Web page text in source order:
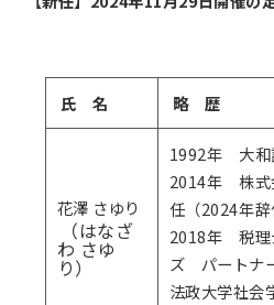
氏 名 略 歴
花澤 さゆり
（はなざ
わ さゆ
り）
1992年 大和
2014年 株式
任（2024年辞
2018年 税理
ズ パートナ
法政大学社会